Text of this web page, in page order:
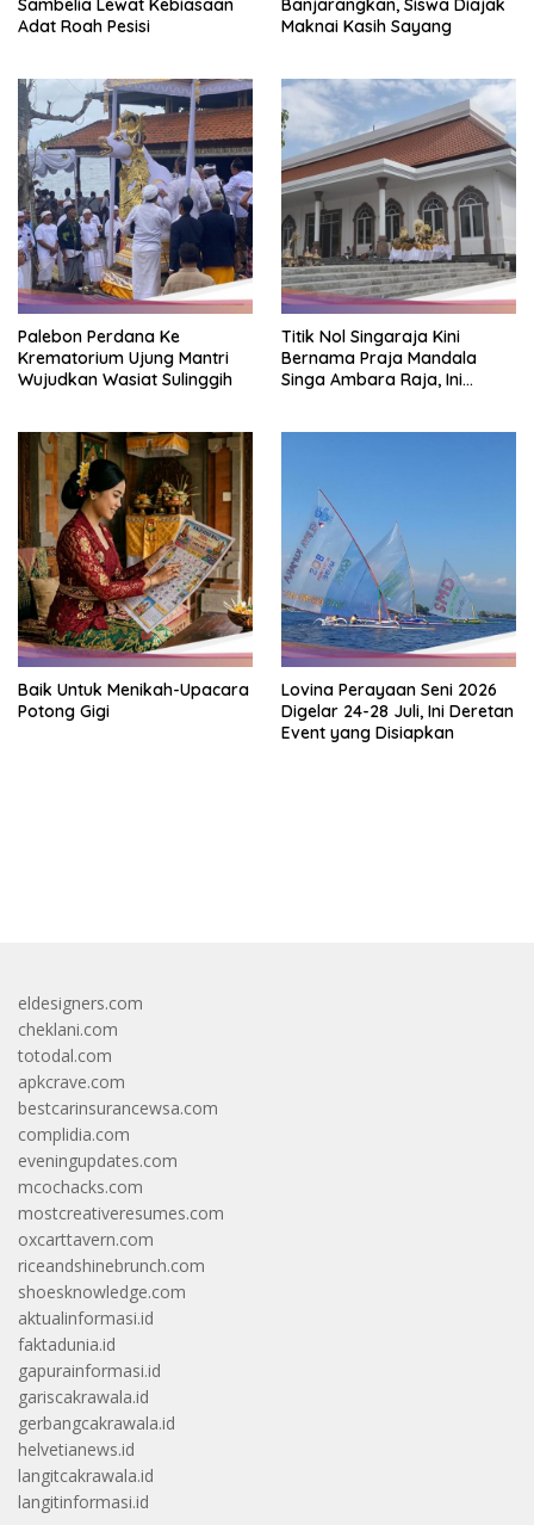
Adat Roah Pesisi
Maknai Kasih Sayang
Palebon Perdana Ke
Krematorium Ujung Mantri
Wujudkan Wasiat Sulinggih
Titik Nol Singaraja Kini
Bernama Praja Mandala
Singa Ambara Raja, Ini
Baik Untuk Menikah-Upacara
Potong Gigi
Lovina Perayaan Seni 2026
Digelar 24-28 Juli, Ini Deretan
Event yang Disiapkan
eldesigners.com
cheklani.com
totodal.com
apkcrave.com
bestcarinsurancewsa.com
complidia.com
eveningupdates.com
mcochacks.com
mostcreativeresumes.com
oxcarttavern.com
riceandshinebrunch.com
shoesknowledge.com
aktualinformasi.id
faktadunia.id
gapurainformasi.id
gariscakrawala.id
gerbangcakrawala.id
helvetianews.id
langitcakrawala.id
langitinformasi.id